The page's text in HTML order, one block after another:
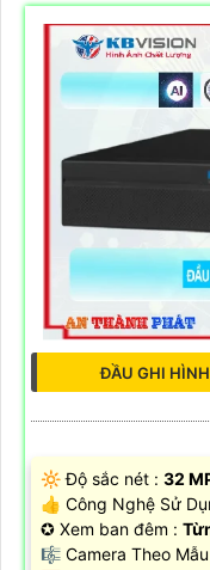
ĐẦU GHI
🔆 Độ sắc nét : 32
👍 Công Nghệ Sử
✪ Xem ban đêm :
🎼️ Camera Theo